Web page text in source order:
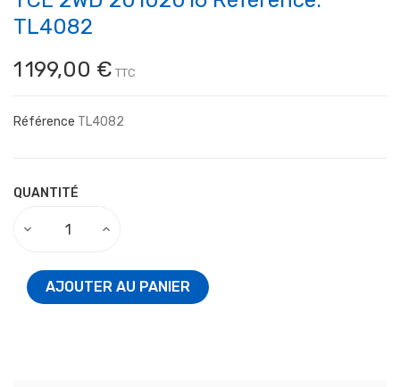
TL4082
1 199,00 € TTC
Référence TL4082
QUANTITÉ
AJOUTER AU PANIER